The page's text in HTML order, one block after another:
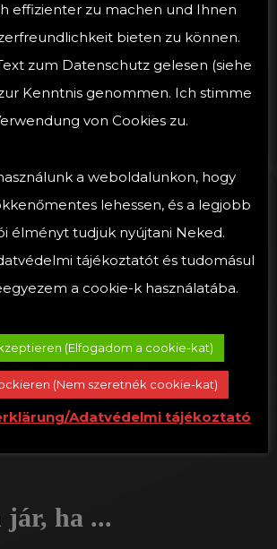
saját oldallal lehet a webes
is. Aztán persze ahhoz is weblap
és a többi keresőmotor
méghozzá eredeti és érdekes
online jelenléte az Ön webes
a cégét képviseli.
kísérjük Önt a megvalósításig:
webes lenyomatát, majd
a weblapját, hogy Ön addig
foglalkozhasson.
jár, ha ...
effizienter zu machen und Ihnen
bieten zu können.
zum Datenschutz gelesen (siehe
Kenntnis genommen. Ich stimme
von Cookies zu.
a weboldalunkon, hogy
lehessen, és a legjobb
élményt tudjuk nyújtani Neked.
tájékoztatót és tudomásul
a cookie-k használatába.
(Elfogadom a cookie-kat)
(Nem szeretnék cookie-kat)
Adatvédelmi tájékoztató